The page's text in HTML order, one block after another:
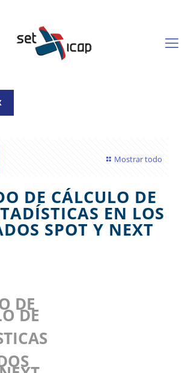
Mostrar todo
DE CÁLCULO DE
EN LOS
SPOT Y NEXT
DE
DE